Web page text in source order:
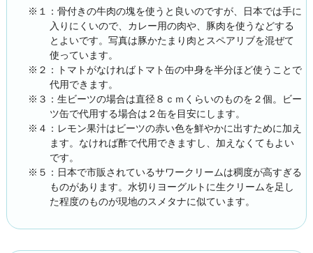
※１：骨付きの牛肉の塊を使うと良いのですが、日本では手に
入りにくいので、カレー用の肉や、豚肉を使うなどする
とよいです。写真は豚かたまり肉とスペアリブを混ぜて
使っています。
※２：トマトがなければトマト缶の中身を半分ほど使うことで
代用できます。
※３：生ビーツの場合は直径８ｃｍくらいのものを２個。ビー
ツ缶で代用する場合は２缶を目安にします。
※４：レモン果汁はビーツの赤い色を鮮やかに出すために加え
ます。なければ酢で代用できますし、加えなくてもよい
です。
※５：日本で市販されているサワークリームは稠度が高すぎる
ものがあります。水切りヨーグルトに生クリームを足し
た程度のものが現地のスメタナに似ています。